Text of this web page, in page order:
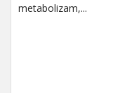
metabolizam,...